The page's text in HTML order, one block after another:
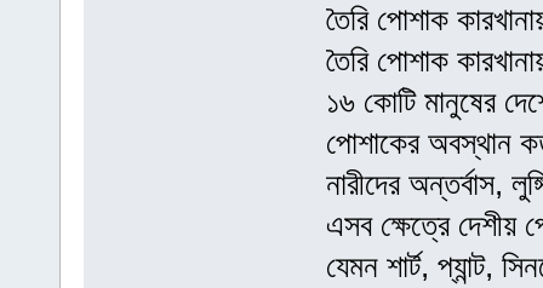
তৈরি পোশাক
তৈরি পোশাক
১৬ কোটি মানুষের
পোশাকের অবস্থান
নারীদের অন্তর্বাস,
এসব ক্ষেত্রে দেশীয়
যেমন শার্ট, প্যান্ট,